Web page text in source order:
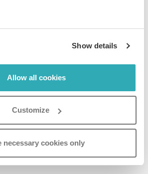
Show details
Allow all cookies
Customize
necessary cookies only
ved hjælp af søgningsværktøjet.
tekst ud over det, som Paperturn
skal du blot tilføje det til dette felt og
Gem.